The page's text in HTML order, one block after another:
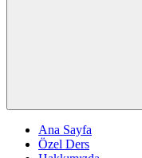
Ana Sayfa
Özel Ders